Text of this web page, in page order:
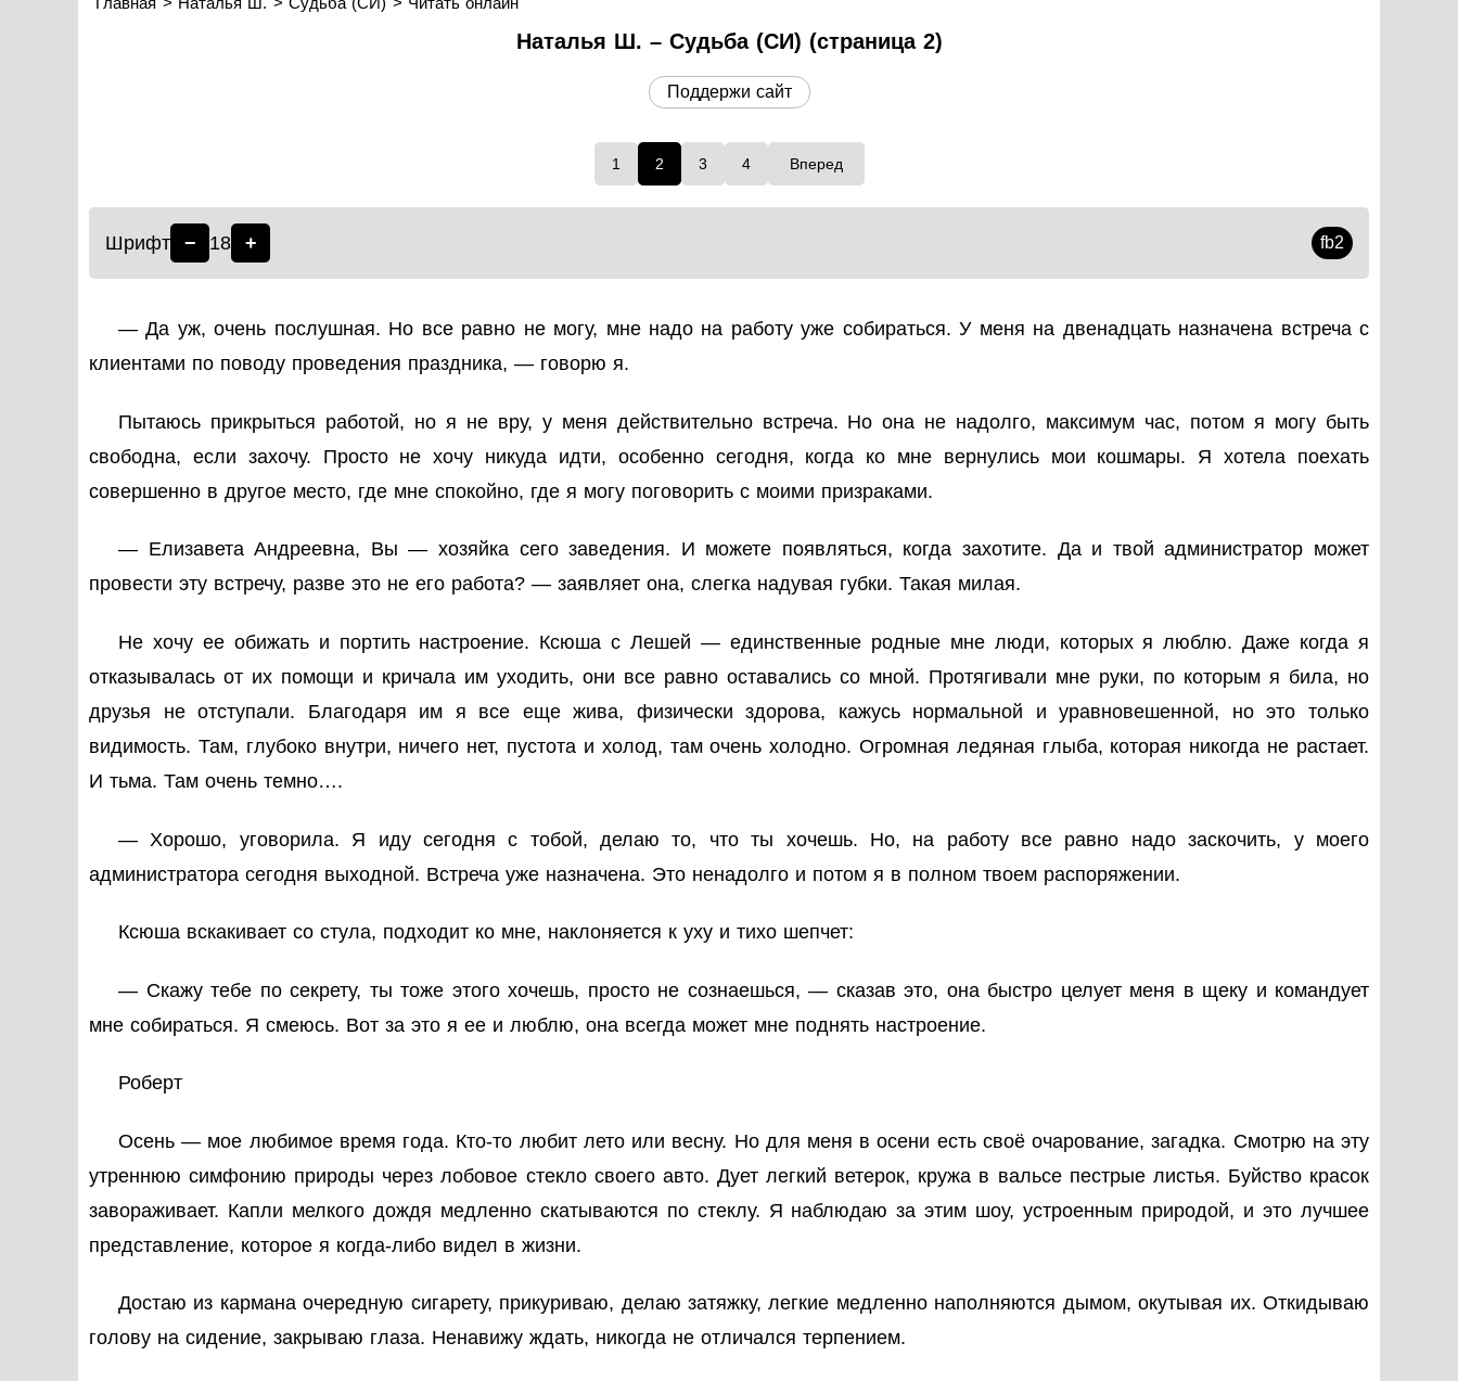
Наталья Ш. – Судьба (СИ) (страница 2)
Поддержи сайт
1 2 3 4 Вперед
Шрифт − 18 + fb2
— Да уж, очень послушная. Но все равно не могу, мне надо на работу уже собираться. У меня на двенадцать назначена встреча с
клиентами по поводу проведения праздника, — говорю я.
Пытаюсь прикрыться работой, но я не вру, у меня действительно встреча. Но она не надолго, максимум час, потом я могу быть
свободна, если захочу. Просто не хочу никуда идти, особенно сегодня, когда ко мне вернулись мои кошмары. Я хотела поехать
совершенно в другое место, где мне спокойно, где я могу поговорить с моими призраками.
— Елизавета Андреевна, Вы — хозяйка сего заведения. И можете появляться, когда захотите. Да и твой администратор может
провести эту встречу, разве это не его работа? — заявляет она, слегка надувая губки. Такая милая.
Не хочу ее обижать и портить настроение. Ксюша с Лешей — единственные родные мне люди, которых я люблю. Даже когда я
отказывалась от их помощи и кричала им уходить, они все равно оставались со мной. Протягивали мне руки, по которым я била, но
друзья не отступали. Благодаря им я все еще жива, физически здорова, кажусь нормальной и уравновешенной, но это только
видимость. Там, глубоко внутри, ничего нет, пустота и холод, там очень холодно. Огромная ледяная глыба, которая никогда не растает.
И тьма. Там очень темно….
— Хорошо, уговорила. Я иду сегодня с тобой, делаю то, что ты хочешь. Но, на работу все равно надо заскочить, у моего
администратора сегодня выходной. Встреча уже назначена. Это ненадолго и потом я в полном твоем распоряжении.
Ксюша вскакивает со стула, подходит ко мне, наклоняется к уху и тихо шепчет:
— Скажу тебе по секрету, ты тоже этого хочешь, просто не сознаешься, — сказав это, она быстро целует меня в щеку и командует
мне собираться. Я смеюсь. Вот за это я ее и люблю, она всегда может мне поднять настроение.
Роберт
Осень — мое любимое время года. Кто-то любит лето или весну. Но для меня в осени есть своё очарование, загадка. Смотрю на эту
утреннюю симфонию природы через лобовое стекло своего авто. Дует легкий ветерок, кружа в вальсе пестрые листья. Буйство красок
завораживает. Капли мелкого дождя медленно скатываются по стеклу. Я наблюдаю за этим шоу, устроенным природой, и это лучшее
представление, которое я когда-либо видел в жизни.
Достаю из кармана очередную сигарету, прикуриваю, делаю затяжку, легкие медленно наполняются дымом, окутывая их. Откидываю
голову на сидение, закрываю глаза. Ненавижу ждать, никогда не отличался терпением.